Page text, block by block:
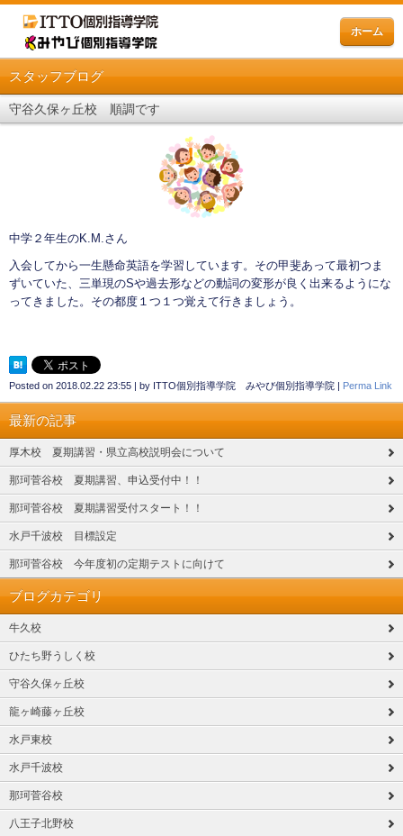
ホーム
スタッフブログ
守谷久保ヶ丘校 順調です
中学２年生のK.M.さん
入会してから一生懸命英語を学習しています。その甲斐あって最初つま
ずいていた、三単現のSや過去形などの動詞の変形が良く出来るようにな
ってきました。その都度１つ１つ覚えて行きましょう。
Posted on 2018.02.22 23:55 | by ITTO個別指導学院 みやび個別指導学院 | Perma Link
最新の記事
厚木校 夏期講習・県立高校説明会について
那珂菅谷校 夏期講習、申込受付中！！
那珂菅谷校 夏期講習受付スタート！！
水戸千波校 目標設定
那珂菅谷校 今年度初の定期テストに向けて
ブログカテゴリ
牛久校
ひたち野うしく校
守谷久保ヶ丘校
龍ヶ崎藤ヶ丘校
水戸東校
水戸千波校
那珂菅谷校
八王子北野校